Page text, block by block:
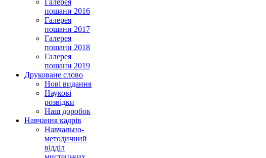
Галерея
пошани 2016
Галерея
пошани 2017
Галерея
пошани 2018
Галерея
пошани 2019
Друковане слово
Нові видання
Наукові
розвідки
Наш доробок
Навчання кадрів
Навчально-
методичний
відділ